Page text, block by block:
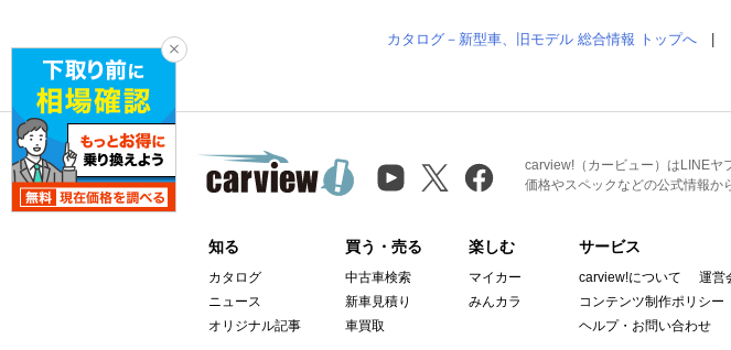
カタログ－新型車、旧モデル 総合情報 トップへ
carview!（カービュー）はLINEヤ
価格やスペックなどの公式情報か
知る
カタログ
ニュース
オリジナル記事
買う・売る
中古車検索
新車見積り
車買取
楽しむ
マイカー
みんカラ
サービス
carview!について 運営
コンテンツ制作ポリシー
ヘルプ・お問い合わせ